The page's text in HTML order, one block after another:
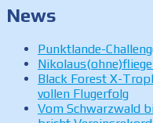
News
Punktlande-
Black Forest X-
vollen Flugerfolg
Vom Schwarzwald